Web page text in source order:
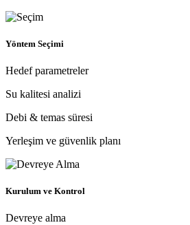
Yöntem Seçimi
Hedef parametreler
Su kalitesi analizi
Debi & temas süresi
Yerleşim ve güvenlik planı
Kurulum ve Kontrol
Devreye alma